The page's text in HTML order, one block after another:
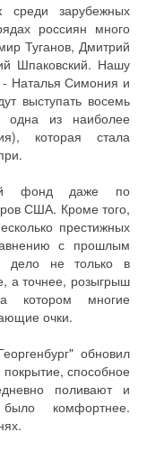
среди зарубежных
россиян много
Туганов, Дмитрий
Шпаковский. Нашу
- Наталья Симония и
выступать восемь
одна из наиболее
которая стала
фонд даже по
США. Кроме того,
престижных
с прошлым
дело не только в
а точнее, розыгрыш
котором многие
очки.
обновил
способное
поливают и
комфортнее.